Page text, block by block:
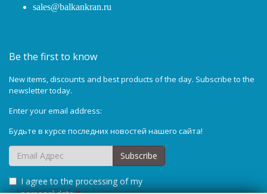
sales@balkankran.ru
Be the first to know
New items, discounts and best products of the day. Subscribe to the
newsletter today.
Enter your email address:
Будьте в курсе последних новостей нашего сайта!
I agree to the processing of my
Subscribe